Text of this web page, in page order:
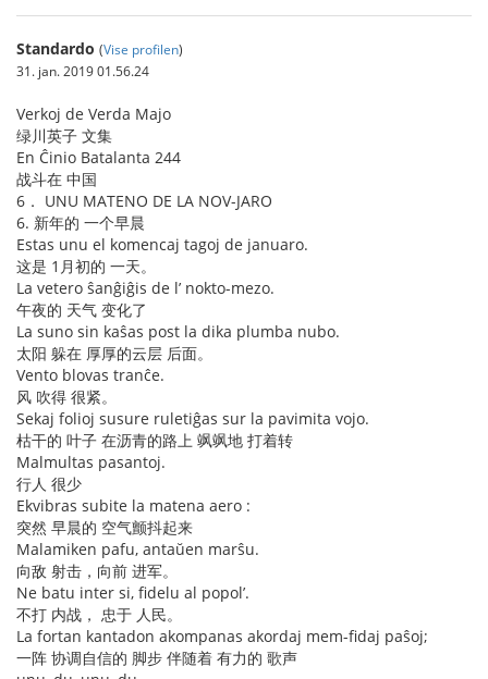
Standardo (Vise profilen)
31. jan. 2019 01.56.24
Verkoj de Verda Majo
绿川英子 文集
En Ĉinio Batalanta 244
战斗在 中国
6． UNU MATENO DE LA NOV-JARO
6. 新年的 一个早晨
Estas unu el komencaj tagoj de januaro.
这是 1月初的 一天。
La vetero ŝanĝiĝis de l’ nokto-mezo.
午夜的 天气 变化了
La suno sin kaŝas post la dika plumba nubo.
太阳 躲在 厚厚的云层 后面。
Vento blovas tranĉe.
风 吹得 很紧。
Sekaj folioj susure ruletiĝas sur la pavimita vojo.
枯干的 叶子 在沥青的路上 飒飒地 打着转
Malmultas pasantoj.
行人 很少
Ekvibras subite la matena aero :
突然 早晨的 空气颤抖起来
Malamiken pafu, antaŭen marŝu.
向敌 射击，向前 进军。
Ne batu inter si, fidelu al popol’.
不打 内战， 忠于 人民。
La fortan kantadon akompanas akordaj mem-fidaj paŝoj;
一阵 协调自信的 脚步 伴随着 有力的 歌声